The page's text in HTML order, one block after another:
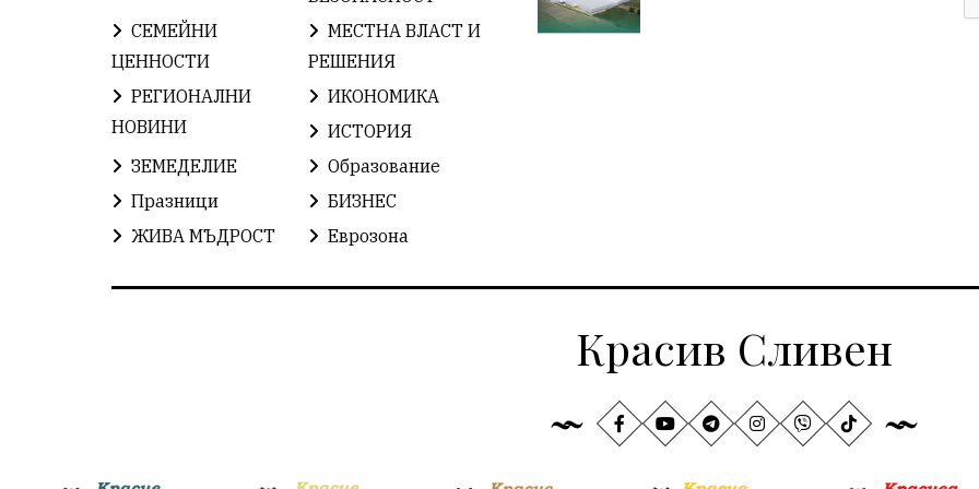
СЕМЕЙНИ
ЦЕННОСТИ
МЕСТНА ВЛАСТ И
РЕШЕНИЯ
РЕГИОНАЛНИ
НОВИНИ
ИКОНОМИКА
ИСТОРИЯ
ЗЕМЕДЕЛИЕ
Образование
Празници
БИЗНЕС
ЖИВА МЪДРОСТ
Еврозона
Красив Сливен